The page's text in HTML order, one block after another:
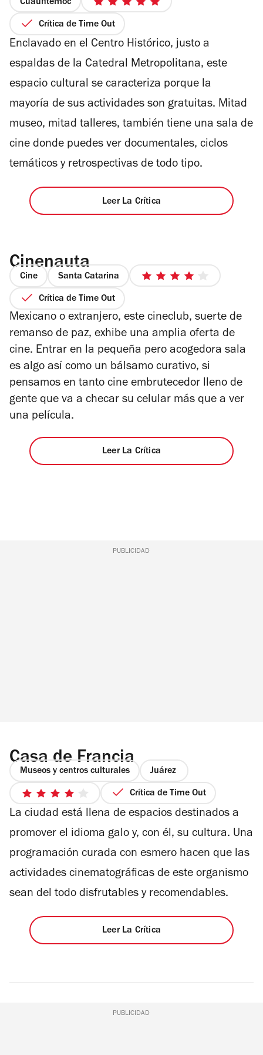
Cuauhtémoc
5
Crítica de Time Out
Enclavado en el Centro Histórico, justo a
espaldas de la Catedral Metropolitana, este
espacio cultural se caracteriza porque la
mayoría de sus actividades son gratuitas. Mitad
museo, mitad talleres, también tiene una sala de
cine donde puedes ver documentales, ciclos
temáticos y retrospectivas de todo tipo.
Leer La Crítica
Cinenauta
Cine Santa Catarina
4
5
estrellas
Crítica de Time Out
Mexicano o extranjero, este cineclub, suerte de
remanso de paz, exhibe una amplia oferta de
cine. Entrar en la pequeña pero acogedora sala
es algo así como un bálsamo curativo, si
pensamos en tanto cine embrutecedor lleno de
gente que va a checar su celular más que a ver
una película.
Leer La Crítica
PUBLICIDAD
Casa de Francia
Museos y centros culturales Juárez
4
de
Crítica de Time Out
La ciudad está llena de espacios destinados a
promover el idioma galo y, con él, su cultura. Una
programación curada con esmero hacen que las
actividades cinematográficas de este organismo
sean del todo disfrutables y recomendables.
Leer La Crítica
PUBLICIDAD